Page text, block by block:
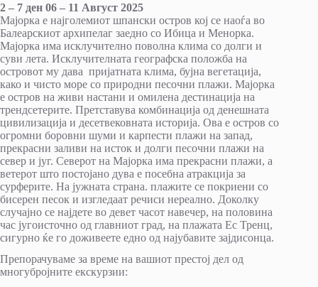
2 – 7 ден 06 – 11 Август 2025
Мајорка е најголемиот шпански остров кој се наоѓа во
Балеарскиот архипелаг заедно со Ибица и Менорка.
Мајорка има исклучително поволна клима со долги и
суви лета. Исклучителната географска положба на
островот му дава пријатната клима, бујна вегетација,
како и чисто море со природни песочни плажи. Мајорка
е остров на живи настани и омилена дестинација на
трендсетерите. Претставува комбинација од денешната
цивилизација и десетвековната историја. Ова е остров со
огромни боровни шуми и карпести плажи на запад,
прекрасни заливи на исток и долги песочни плажи на
север и југ. Северот на Мајорка има прекрасни плажи, а
ветерот што постојано дува е посебна атракција за
сурферите. На јужната страна. плажите се покриени со
бисерен песок и изгледаат речиси нереално. Доколку
случајно се најдете во девет часот навечер, на половина
час југоисточно од главниот град, на плажата Ес Тренц,
сигурно ќе го доживеете едно од најубавите зајдисонца.
Препорачуваме за време на вашиот престој дел од
многубројните екскурзии: